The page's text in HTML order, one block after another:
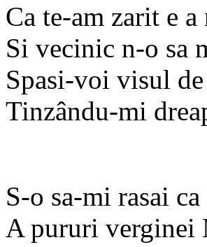
Ca te-am zarit e a
Si vecinic n-o sa
Spasi-voi visul
Tinzându-mi
S-o sa-mi rasai
A pururi verginei